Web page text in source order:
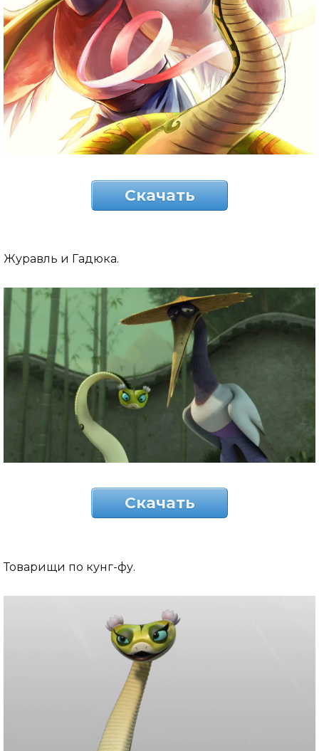
Скачать
Журавль и Гадюка.
Скачать
Товарищи по кунг-фу.